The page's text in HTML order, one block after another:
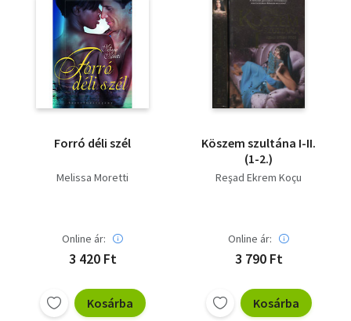
Forró déli szél
Melissa Moretti
Online ár:
3 420 Ft
Kosárba
Köszem szultána I-II.
(1-2.)
Reşad Ekrem Koçu
Online ár:
3 790 Ft
Kosárba